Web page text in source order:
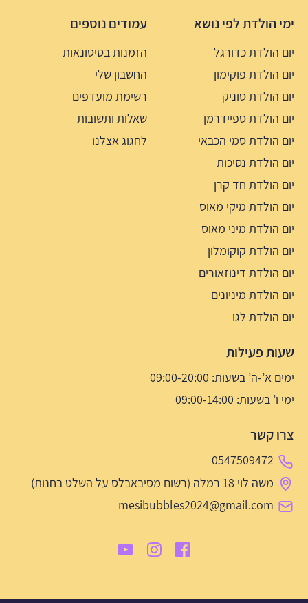
ימי הולדת לפי נושא
יום הולדת כדורגל
יום הולדת פוקימון
יום הולדת סוניק
יום הולדת ספיידרמן
יום הולדת סמי הכבאי
יום הולדת נסיכות
יום הולדת חד קרן
יום הולדת מיקי מאוס
יום הולדת מיני מאוס
יום הולדת קוקומלון
יום הולדת דינוזאורים
יום הולדת מיניונים
יום הולדת לגו
עמודים נוספים
הזמנות בסיטונאות
החשבון שלי
רשימת מועדפים
שאלות ותשובות
לחגוג אצלנו
שעות פעילות
ימים א’-ה’ בשעות: 09:00-20:00
ימי ו’ בשעות: 09:00-14:00
צרו קשר
0547509472
משה לוי 18 רמלה (רשום מסיבאבלס על השלט בחנות)
mesibubbles2024@gmail.com